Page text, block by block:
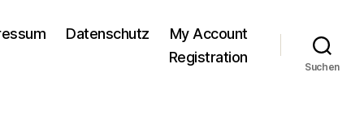
Datenschutz
My Account
Registration
Suchen